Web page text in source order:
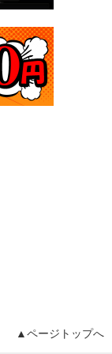
▲ページトップへ